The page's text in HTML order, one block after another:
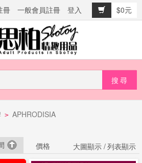
冊 一般會員註冊 登入
$0元
> APHRODISIA
價格 大圖顯示 /列表顯示